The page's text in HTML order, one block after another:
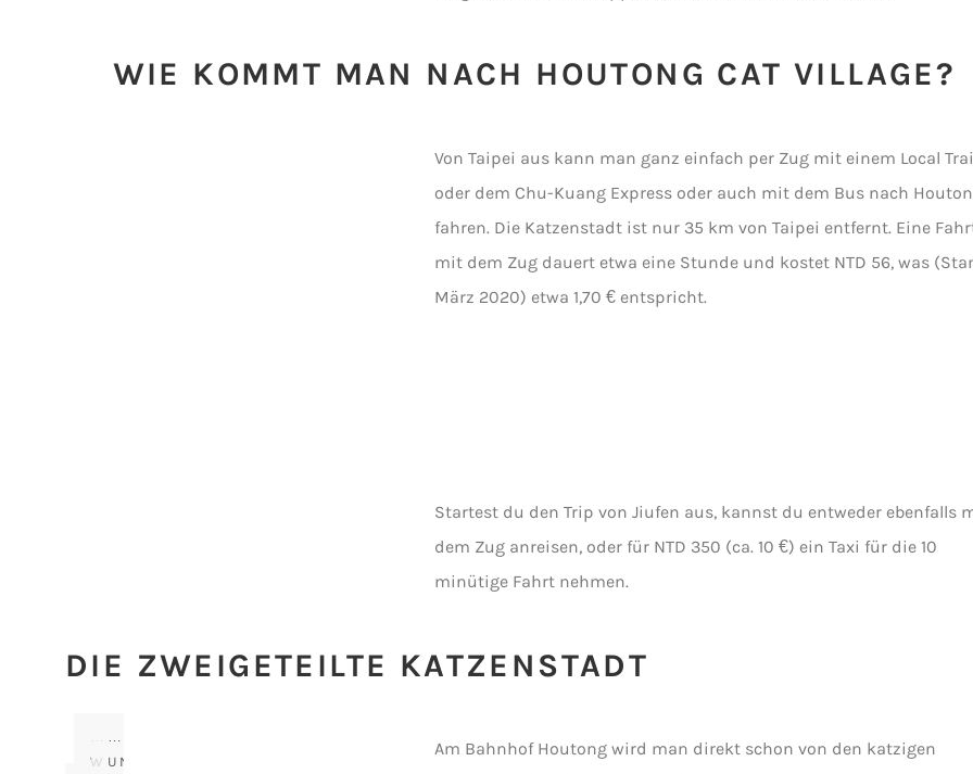
WIE KOMMT MAN NACH HOUTONG CAT VILLAGE?
Von Taipei aus kann man ganz einfach per Zug mit einem Local
oder dem Chu-Kuang Express oder auch mit dem Bus nach
fahren. Die Katzenstadt ist nur 35 km von Taipei entfernt. Eine
mit dem Zug dauert etwa eine Stunde und kostet NTD 56, was
März 2020) etwa 1,70 € entspricht.
Startest du den Trip von Jiufen aus, kannst du entweder ebenfalls
dem Zug anreisen, oder für NTD 350 (ca. 10 €) ein Taxi für die 10
minütige Fahrt nehmen.
DIE ZWEIGETEILTE KATZENSTADT
Am Bahnhof Houtong wird man direkt schon von den katzigen
…
WIRD
…
UND